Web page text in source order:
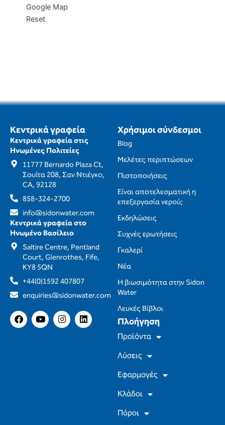
Google Map
Reset
Κεντρικά γραφεία
Κεντρικά γραφεία στις
Ηνωμένες Πολιτείες
11777 Bernardo Plaza Ct,
Σουίτα 208, Σαν Ντιέγκο,
CA, 92128
858-324-2700
info@sidonwater.com
Κεντρικά γραφεία στο
Ηνωμένο Βασίλειο
Saltire Centre, Pentland
Court, Glenrothes, Fife,
KY8 5QN
+44(0)1592 407807
enquiries@sidonwater.com
F
a
c
Y
o
u
I
n
s
L
i
n
Πλοήγηση
Προϊόντα
Λύσεις
Εφαρμογές
Κλάδοι
Πόροι
Χρήσιμοι σύνδεσμοι
Blog
Μελέτες περιπτώσεων
Πιστοποιήσεις
Είναι αποτελεσματική η
επεξεργασία νερού;
Εκδηλώσεις
Συχνές ερωτήσεις
Γκαλερί
Νέα
Η βιωσιμότητα στην Sidon
Water
Λευκές Βίβλοι